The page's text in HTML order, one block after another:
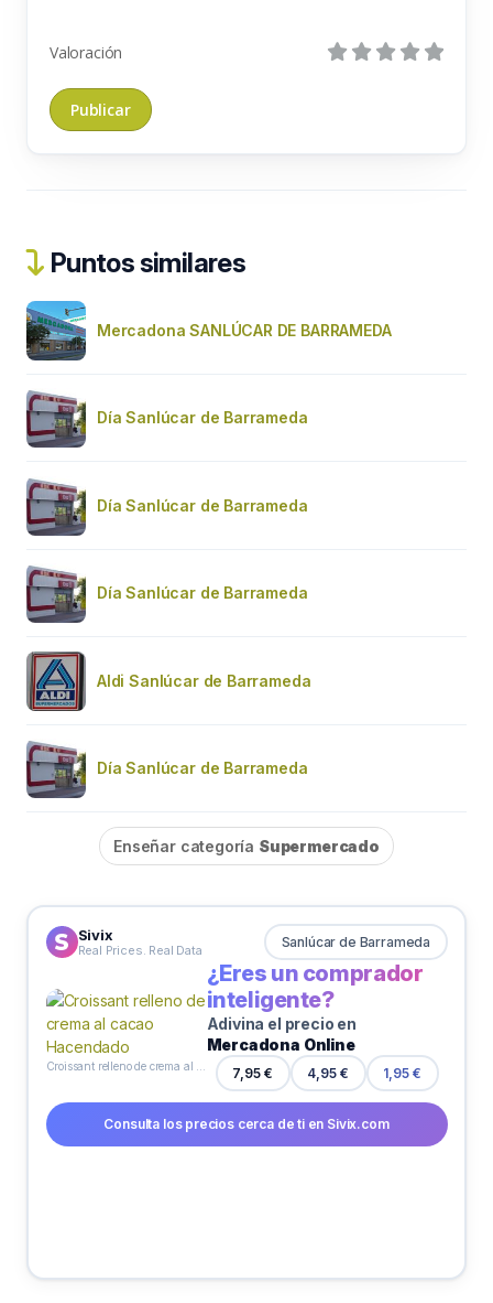
Valoración
Puntos similares
Mercadona SANLÚCAR DE BARRAMEDA
Día Sanlúcar de Barrameda
Día Sanlúcar de Barrameda
Día Sanlúcar de Barrameda
Aldi Sanlúcar de Barrameda
Día Sanlúcar de Barrameda
Enseñar categoría Supermercado
Sivix
Real Prices. Real Data Sanlúcar de Barrameda
¿Eres un comprador
inteligente?
Adivina el precio en
Mercadona Online
7,95 € 4,95 € 1,95 €
Consulta los precios cerca de ti en Sivix.com